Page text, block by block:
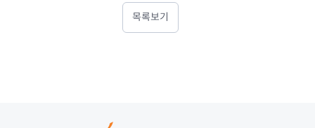
목록보기